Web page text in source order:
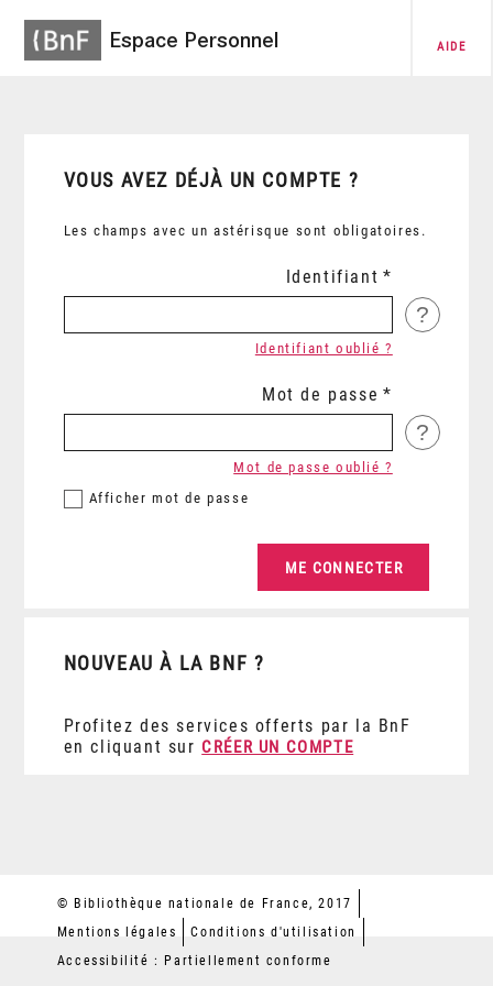
Espace Personnel AIDE
VOUS AVEZ DÉJÀ UN COMPTE ?
Les champs avec un astérisque sont obligatoires.
Identifiant
?
Identifiant oublié ?
Mot de passe
?
Afficher mot de passe
Mot de passe oublié ?
NOUVEAU À LA BNF ?
Profitez des services offerts par la BnF
en cliquant sur CRÉER UN COMPTE
© Bibliothèque nationale de France, 2017
Mentions légales
Conditions d'utilisation
Accessibilité : Partiellement conforme